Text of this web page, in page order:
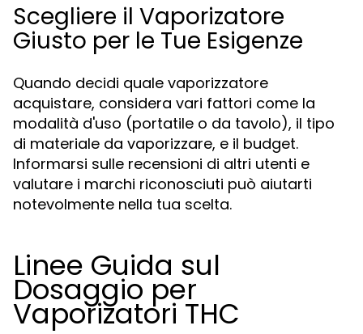
Scegliere il Vaporizatore
Giusto per le Tue Esigenze
Quando decidi quale vaporizzatore
acquistare, considera vari fattori come la
modalità d'uso (portatile o da tavolo), il tipo
di materiale da vaporizzare, e il budget.
Informarsi sulle recensioni di altri utenti e
valutare i marchi riconosciuti può aiutarti
notevolmente nella tua scelta.
Linee Guida sul
Dosaggio per
Vaporizatori THC